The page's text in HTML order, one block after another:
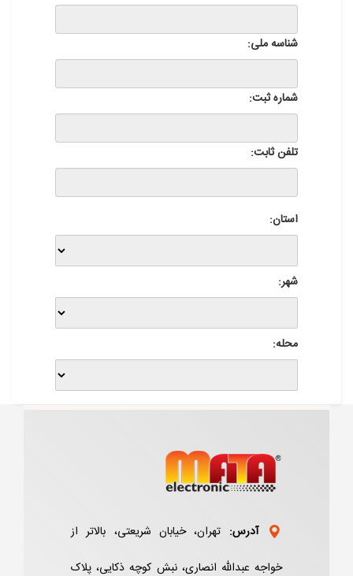
شناسه ملی:
شماره ثبت:
تلفن ثابت:
استان:
شهر:
محله:
آدرس: تهران، خیابان شریعتی، بالاتر از
خواجه عبدالله انصاری، نبش کوچه ذکایی، پلاک